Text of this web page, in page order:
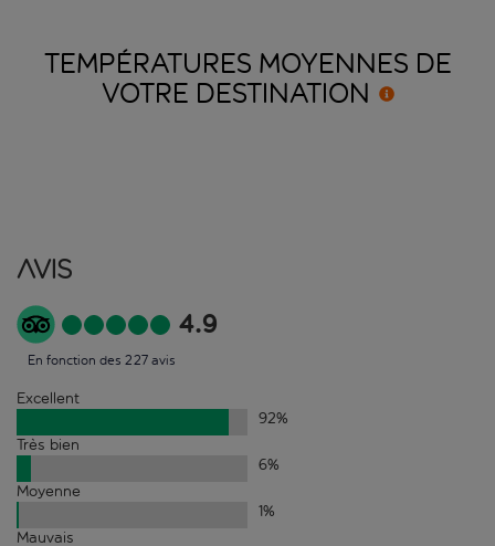
TEMPÉRATURES MOYENNES DE
VOTRE DESTINATION
Avis
4.9
En fonction des 227 avis
Excellent
92%
Très bien
6%
Moyenne
1%
Mauvais